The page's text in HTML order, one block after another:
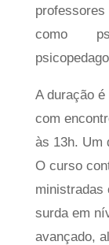
como
A duração
com
às 13h. Um
O curso
ministradas
surda em
avançado,